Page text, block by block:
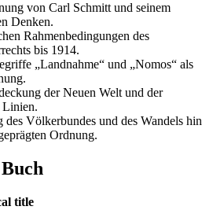
von Carl Schmitt und seinem
Denken.
Rahmenbedingungen des
bis 1914.
„Landnahme“ und „Nomos“ als
der Neuen Welt und der
Linien.
Völkerbundes und des Wandels hin
Ordnung.
title